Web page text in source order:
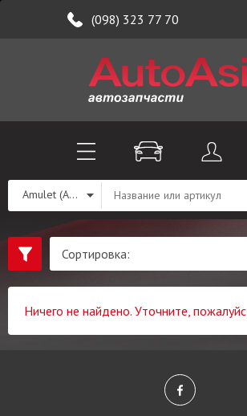
(098) 323 77 70
Amulet (A15)
Ничего не найдено. Уточните,